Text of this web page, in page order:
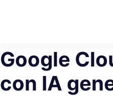
Google
con IA